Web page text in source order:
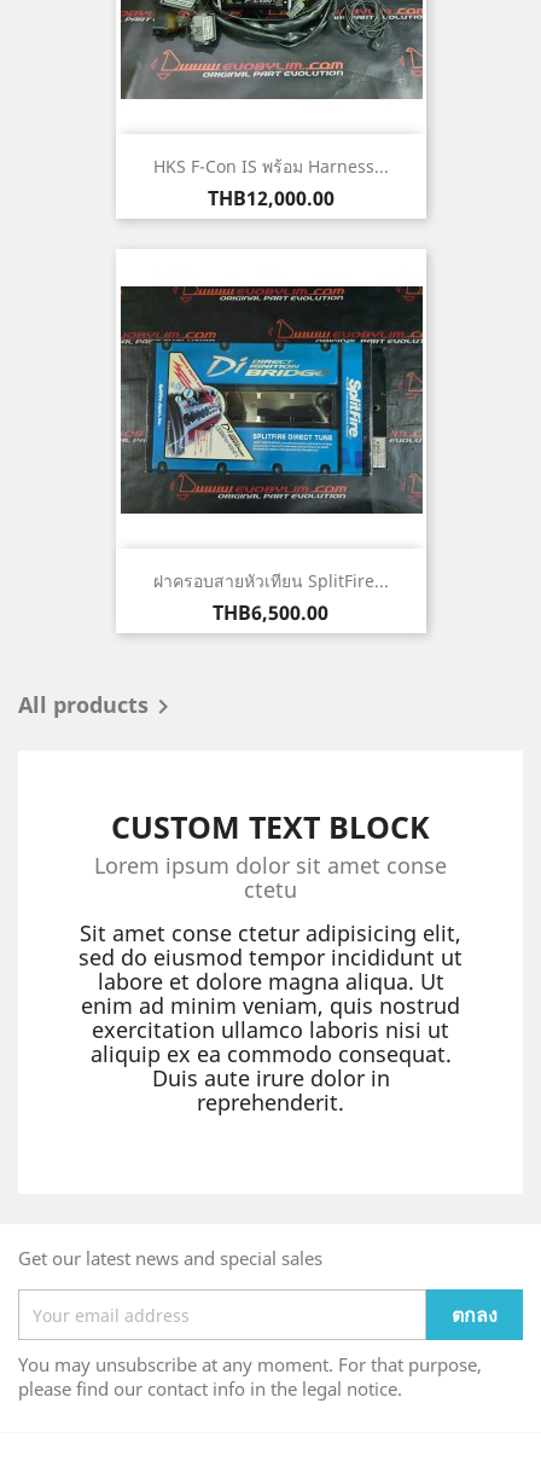
HKS F-Con IS พร้อม Harness...
ราคา
THB12,000.00
ฝาครอบสายหัวเทียน SplitFire...
ราคา
THB6,500.00
All products 
CUSTOM TEXT BLOCK
Lorem ipsum dolor sit amet conse
ctetu
Sit amet conse ctetur adipisicing elit,
sed do eiusmod tempor incididunt ut
labore et dolore magna aliqua. Ut
enim ad minim veniam, quis nostrud
exercitation ullamco laboris nisi ut
aliquip ex ea commodo consequat.
Duis aute irure dolor in
reprehenderit.
Get our latest news and special sales
You may unsubscribe at any moment. For that purpose,
please find our contact info in the legal notice.